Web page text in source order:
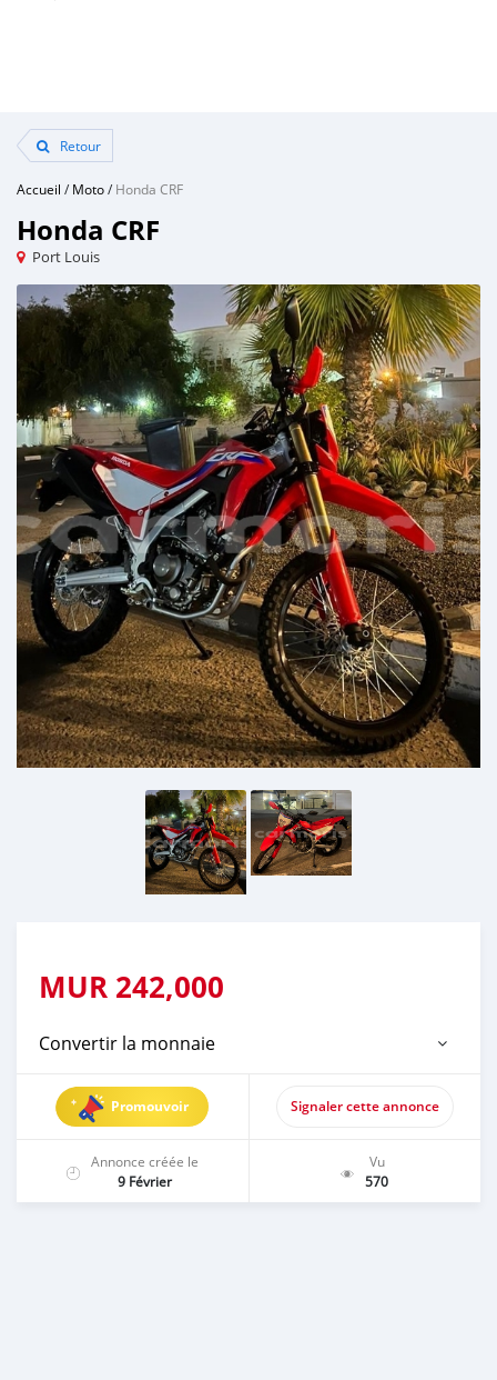
Retour
Accueil /Moto/Honda CRF
Honda CRF
Port Louis
MUR 242,000
Convertir la monnaie
Promouvoir Signaler cette annonce
Annonce créée le
9 Février
Vu
570